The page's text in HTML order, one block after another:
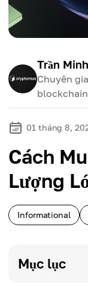
Trần
Chuyên
01 tháng 8,
Cách
Lượng
Informational
Mục lục